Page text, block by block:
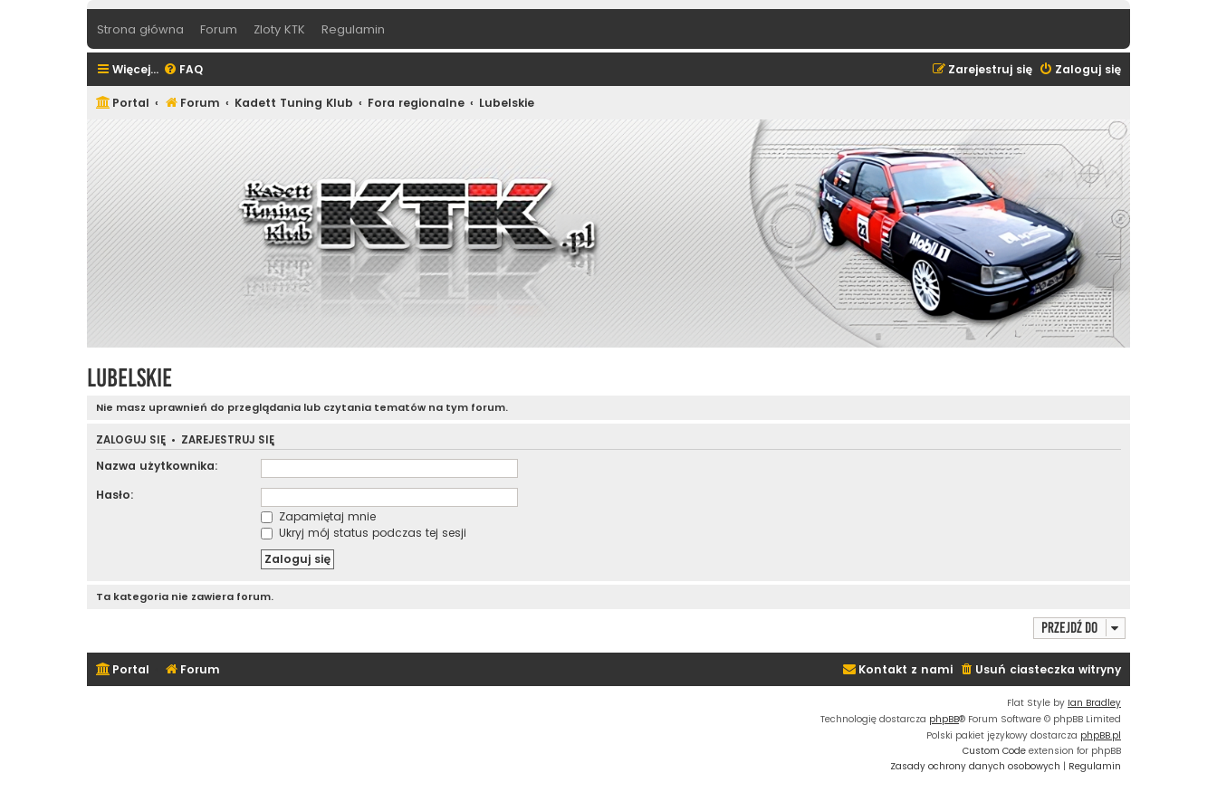
Strona główna Forum Zloty KTK Regulamin
Więcej… FAQ Zaloguj się
Zarejestruj się
Portal Forum Kadett Tuning Klub Fora regionalne Lubelskie
Lubelskie
Nie masz uprawnień do przeglądania lub czytania tematów na tym forum.
ZALOGUJ SIĘ • ZAREJESTRUJ SIĘ
Nazwa użytkownika:
Hasło:
Zapamiętaj mnie
Ukryj mój status podczas tej sesji
Ta kategoria nie zawiera forum.
Przejdź do
Portal Forum Usuń ciasteczka witryny
Kontakt z nami
Flat Style by Ian Bradley
Technologię dostarcza phpBB® Forum Software © phpBB Limited
Polski pakiet językowy dostarcza phpBB.pl
Custom Code extension for phpBB
Zasady ochrony danych osobowych | Regulamin